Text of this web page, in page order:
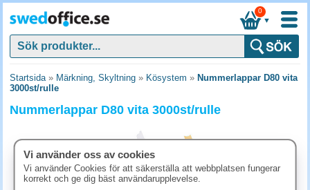
▼
0
Startsida» Märkning, Skyltning » Kösystem » Nummerlappar D80 vita
3000st/rulle
Nummerlappar D80 vita 3000st/rulle
Vi använder oss av cookies
Vi använder Cookies för att säkerställa att webbplatsen fungerar
korrekt och ge dig bäst användarupplevelse.